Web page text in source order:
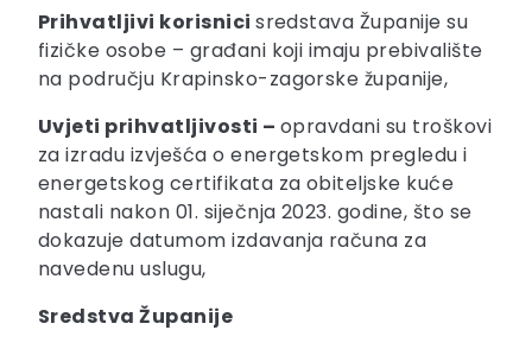
Prihvatljivi korisnicisredstava Županije su
fizičke osobe – građani koji imaju prebivalište
na području Krapinsko-zagorske županije,
Uvjeti prihvatljivosti – opravdani su troškovi
za izradu izvješća o energetskom pregledu i
energetskog certifikata za obiteljske kuće
nastali nakon 01. siječnja 2023. godine, što se
dokazuje datumom izdavanja računa za
navedenu uslugu,
Sredstva Županije